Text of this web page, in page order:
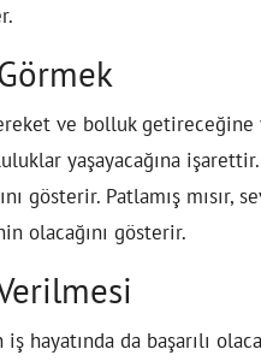
ve bolluk getireceğine
yaşayacağına
gösterir. Patlamış mısır,
olacağını gösterir.
hayatında da başarılı